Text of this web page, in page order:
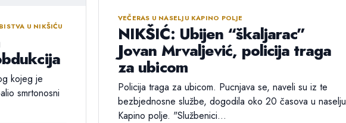
U NIKŠIĆU
kojeg je
smrtonosni
VEČERAS U NASELJU KAPINO POLJE
NIKŠIĆ: Ubijen “škaljarac”
Jovan Mrvaljević, policija traga
za ubicom
Policija traga za ubicom. Pucnjava se, naveli su iz te
bezbjednosne službe, dogodila oko 20 časova u naselju
Kapino polje. "Službenici...